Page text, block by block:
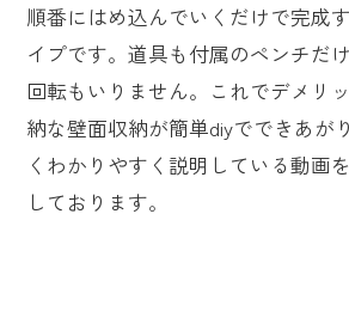
順番にはめ込んでいくだけで完成
イプです。道具も付属のペンチだ
回転もいりません。これでデメリ
納な壁面収納が簡単diyでできあが
くわかりやすく説明している動画
しております。